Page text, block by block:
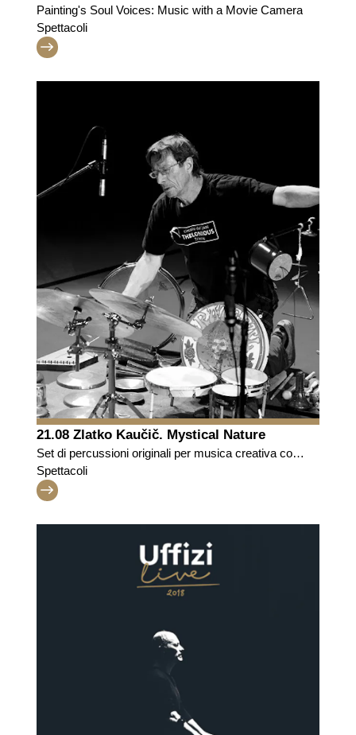
Painting's Soul Voices: Music with a Movie Camera
Spettacoli
21.08 Zlatko Kaučič. Mystical Nature
Set di percussioni originali per musica creativa con
oggetti, elementi naturali e strumenti in dialogo con
la Primavera di Botticelli
Spettacoli